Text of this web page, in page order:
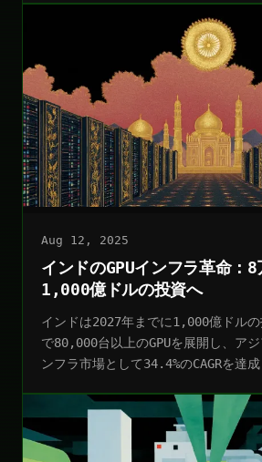
Aug 12, 2025
インドのGPUインフラ革命：8
1,000億ドルの投資へ
インドは2027年までに1,000億ドル
で80,000台以上のGPUを展開し、ア
ンフラ市場として34.4%のCAGRを達成